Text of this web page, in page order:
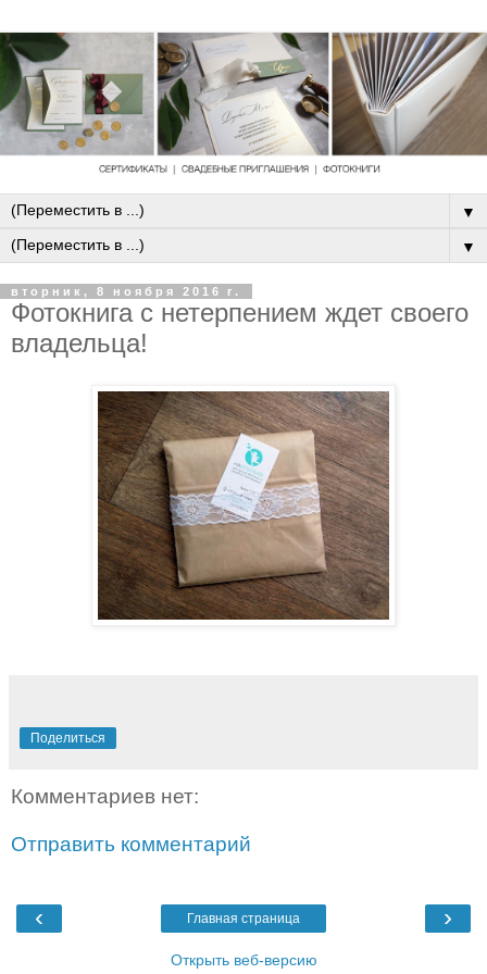
▼
▼
вторник, 8 ноября 2016 г.
Фотокнига с нетерпением ждет своего
владельца!
Поделиться
Комментариев нет:
Отправить комментарий
‹ ›
Главная страница
Открыть веб-версию